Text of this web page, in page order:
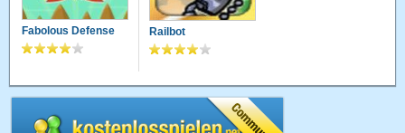
Fabolous Defense Railbot